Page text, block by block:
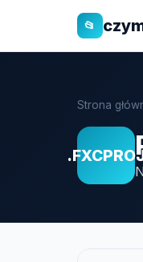
📂
Strona